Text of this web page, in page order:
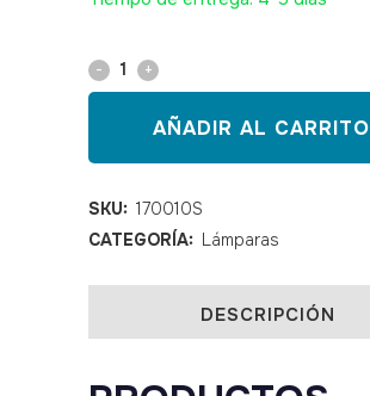
Lámpara
LED
Magni
5
aumentos
quantity
AÑADIR AL CARRITO
SKU: 170010S
CATEGORÍA: Lámparas
DESCRIPCIÓN